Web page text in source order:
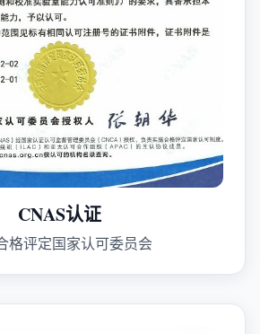
CNAS认证
格评定国家认可委员会